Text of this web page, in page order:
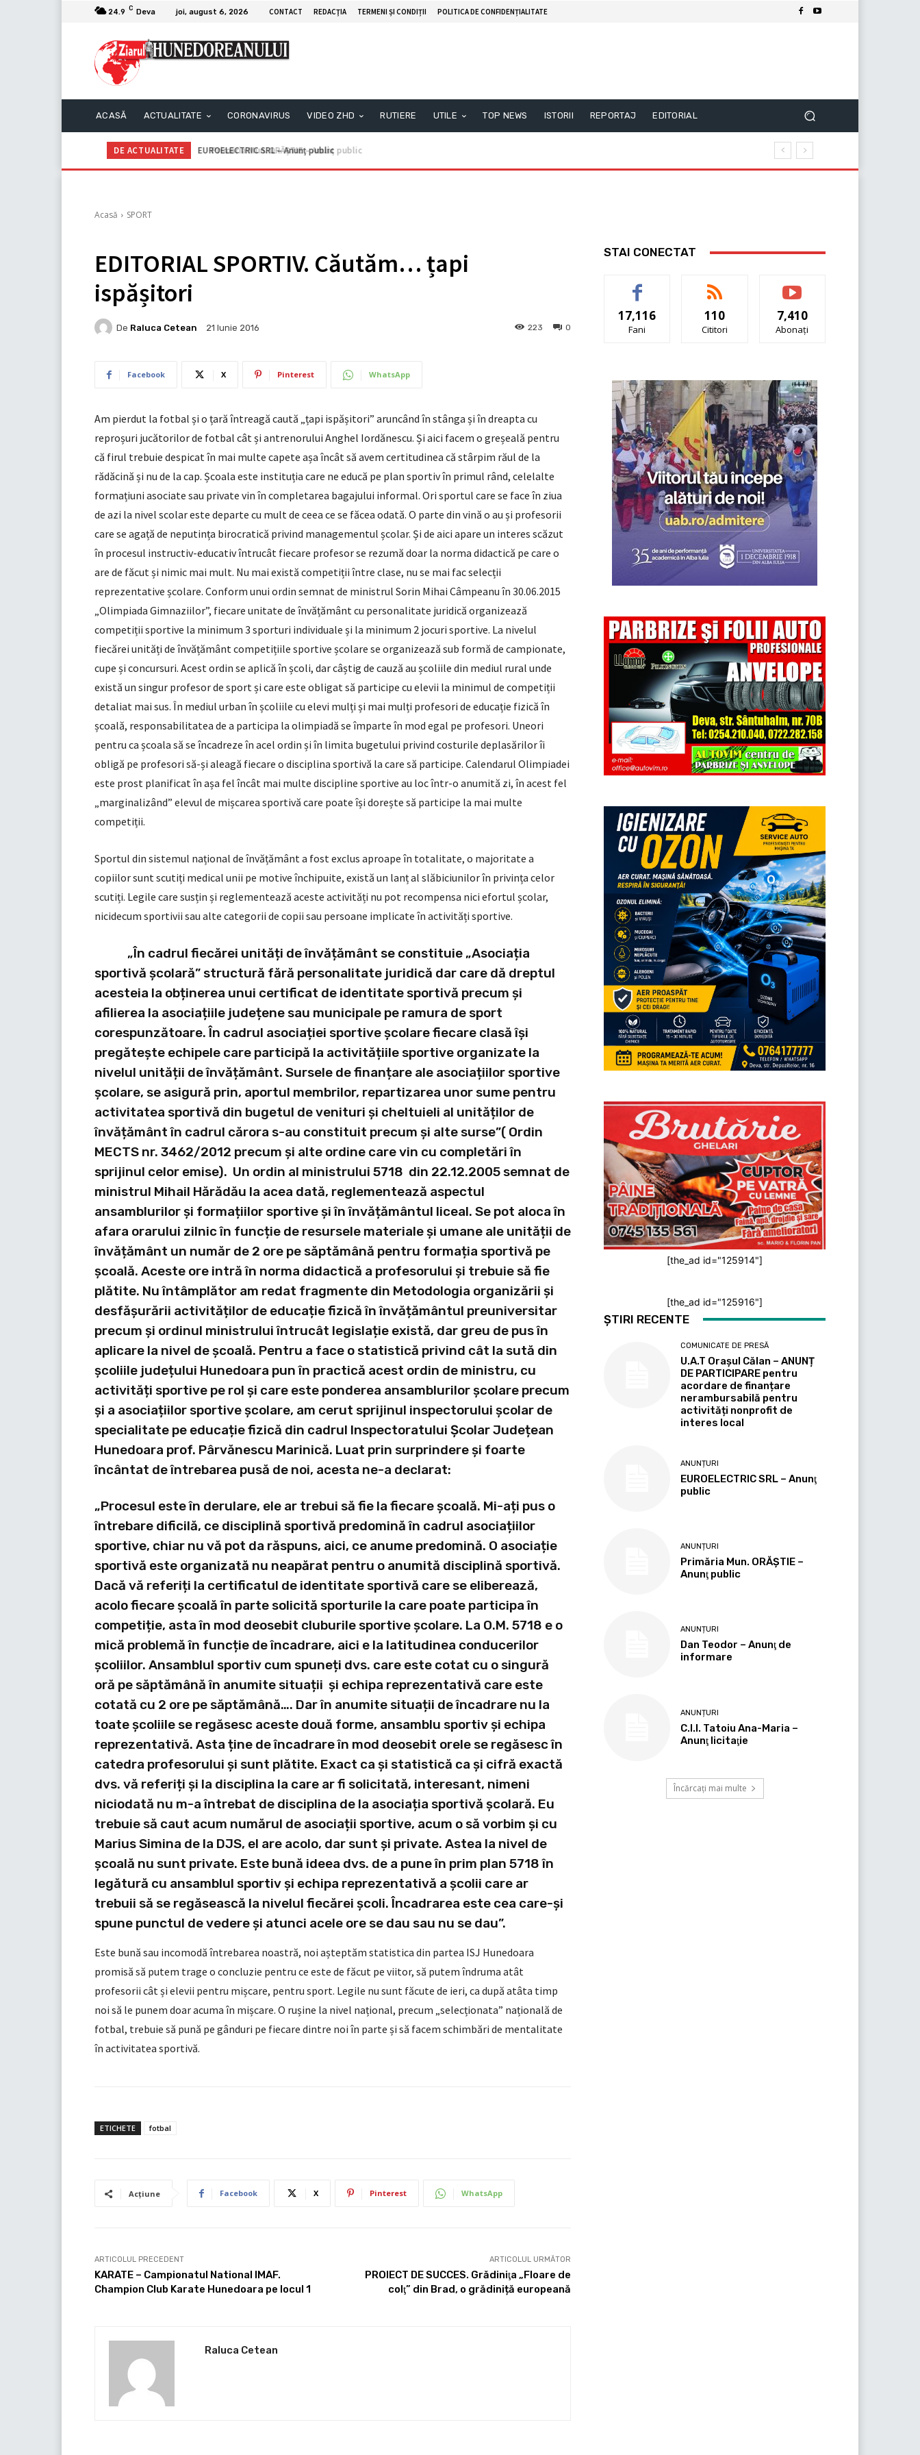
24.9 C Deva joi, august 6, 2026 CONTACT REDACŢIA TERMENI ȘI CONDIȚII POLITICA DE CONFIDENȚIALITATE
ACASĂ ACTUALITATE CORONAVIRUS VIDEO ZHD RUTIERE UTILE TOP NEWS ISTORII REPORTAJ EDITORIAL
DE ACTUALITATE Primăria Mun. ORĂȘTIE – Anunţ public
Acasă SPORT
EDITORIAL SPORTIV. Căutăm… țapi
ispășitori
De Raluca Cetean 21 Iunie 2016 0
223
Facebook X Pinterest WhatsApp
Am pierdut la fotbal și o țară întreagă caută „țapi ispășitori” aruncând în stânga și în dreapta cu
reproșuri jucătorilor de fotbal cât și antrenorului Anghel Iordănescu. Și aici facem o greșeală pentru
că firul trebuie despicat în mai multe capete așa încât să avem certitudinea că stârpim răul de la
rădăcină și nu de la cap. Școala este instituția care ne educă pe plan sportiv în primul rând, celelalte
formațiuni asociate sau private vin în completarea bagajului informal. Ori sportul care se face în ziua
de azi la nivel scolar este departe cu mult de ceea ce se făcea odată. O parte din vină o au și profesorii
care se agață de neputința birocratică privind managementul școlar. Și de aici apare un interes scăzut
în procesul instructiv-educativ întrucât fiecare profesor se rezumă doar la norma didactică pe care o
are de făcut și nimic mai mult. Nu mai există competiții între clase, nu se mai fac selecții
reprezentative școlare. Conform unui ordin semnat de ministrul Sorin Mihai Câmpeanu în 30.06.2015
„Olimpiada Gimnaziilor”, fiecare unitate de învățământ cu personalitate juridică organizează
competiții sportive la minimum 3 sporturi individuale și la minimum 2 jocuri sportive. La nivelul
fiecărei unități de învățământ competițiile sportive școlare se organizează sub formă de campionate,
cupe și concursuri. Acest ordin se aplică în școli, dar câștig de cauză au școliile din mediul rural unde
există un singur profesor de sport și care este obligat să participe cu elevii la minimul de competiții
detaliat mai sus. În mediul urban în școliile cu elevi mulți și mai mulți profesori de educație fizică în
școală, responsabilitatea de a participa la olimpiadă se împarte în mod egal pe profesori. Uneori
pentru ca școala să se încadreze în acel ordin și în limita bugetului privind costurile deplasărilor îi
obligă pe profesori să-și aleagă fiecare o disciplina sportivă la care să participe. Calendarul Olimpiadei
este prost planificat în așa fel încât mai multe discipline sportive au loc într-o anumită zi, în acest fel
„marginalizând” elevul de mișcarea sportivă care poate își dorește să participe la mai multe
competiții.
Sportul din sistemul național de învățământ a fost exclus aproape în totalitate, o majoritate a
copiilor sunt scutiți medical unii pe motive închipuite, există un lanț al slăbiciunilor în privința celor
scutiți. Legile care susțin și reglementează aceste activități nu pot recompensa nici efortul școlar,
nicidecum sportivii sau alte categorii de copii sau persoane implicate în activități sportive.
„În cadrul fiecărei unități de învățământ se constituie „Asociația
sportivă școlară” structură fără personalitate juridică dar care dă dreptul
acesteia la obținerea unui certificat de identitate sportivă precum și
afilierea la asociațiile județene sau municipale pe ramura de sport
corespunzătoare. În cadrul asociației sportive școlare fiecare clasă își
pregătește echipele care participă la activitățiile sportive organizate la
nivelul unității de învățământ. Sursele de finanțare ale asociațiilor sportive
școlare, se asigură prin, aportul membrilor, repartizarea unor sume pentru
activitatea sportivă din bugetul de venituri și cheltuieli al unităților de
învățământ în cadrul cărora s-au constituit precum și alte surse”( Ordin
MECTS nr. 3462/2012 precum și alte ordine care vin cu completări în
sprijinul celor emise). Un ordin al ministrului 5718 din 22.12.2005 semnat de
ministrul Mihail Hărădău la acea dată, reglementează aspectul
ansamblurilor și formațiilor sportive și în învățământul liceal. Se pot aloca în
afara orarului zilnic în funcție de resursele materiale și umane ale unității de
învățământ un număr de 2 ore pe săptămână pentru formația sportivă pe
școală. Aceste ore intră în norma didactică a profesorului și trebuie să fie
plătite. Nu întâmplător am redat fragmente din Metodologia organizării și
desfășurării activităților de educație fizică în învățământul preuniversitar
precum și ordinul ministrului întrucât legislație există, dar greu de pus în
aplicare la nivel de școală. Pentru a face o statistică privind cât la sută din
școliile județului Hunedoara pun în practică acest ordin de ministru, cu
activități sportive pe rol și care este ponderea ansamblurilor școlare precum
și a asociațiilor sportive școlare, am cerut sprijinul inspectorului școlar de
specialitate pe educație fizică din cadrul Inspectoratului Școlar Județean
Hunedoara prof. Pârvănescu Marinică. Luat prin surprindere și foarte
încântat de întrebarea pusă de noi, acesta ne-a declarat:
„Procesul este în derulare, ele ar trebui să fie la fiecare școală. Mi-ați pus o
întrebare dificilă, ce disciplină sportivă predomină în cadrul asociațiilor
sportive, chiar nu vă pot da răspuns, aici, ce anume predomină. O asociație
sportivă este organizată nu neapărat pentru o anumită disciplină sportivă.
Dacă vă referiți la certificatul de identitate sportivă care se eliberează,
acolo fiecare școală în parte solicită sporturile la care poate participa în
competiție, asta în mod deosebit cluburile sportive școlare. La O.M. 5718 e o
mică problemă în funcție de încadrare, aici e la latitudinea conducerilor
școliilor. Ansamblul sportiv cum spuneți dvs. care este cotat cu o singură
oră pe săptămână în anumite situații și echipa reprezentativă care este
cotată cu 2 ore pe săptămână…. Dar în anumite situații de încadrare nu la
toate școliile se regăsesc aceste două forme, ansamblu sportiv și echipa
reprezentativă. Asta ține de încadrare în mod deosebit orele se regăsesc în
catedra profesorului și sunt plătite. Exact ca și statistică ca și cifră exactă
dvs. vă referiți și la disciplina la care ar fi solicitată, interesant, nimeni
niciodată nu m-a întrebat de disciplina de la asociația sportivă școlară. Eu
trebuie să caut acum numărul de asociații sportive, acum o să vorbim și cu
Marius Simina de la DJS, el are acolo, dar sunt și private. Astea la nivel de
școală nu sunt private. Este bună ideea dvs. de a pune în prim plan 5718 în
legătură cu ansamblul sportiv și echipa reprezentativă a școlii care ar
trebuii să se regăsească la nivelul fiecărei școli. Încadrarea este cea care-și
spune punctul de vedere și atunci acele ore se dau sau nu se dau”.
Este bună sau incomodă întrebarea noastră, noi așteptăm statistica din partea ISJ Hunedoara
promisă să putem trage o concluzie pentru ce este de făcut pe viitor, să putem îndruma atât
profesorii cât și elevii pentru mișcare, pentru sport. Legile nu sunt făcute de ieri, ca după atâta timp
noi să le punem doar acuma în mișcare. O rușine la nivel național, precum „selecționata” națională de
fotbal, trebuie să pună pe gânduri pe fiecare dintre noi în parte și să facem schimbări de mentalitate
în activitatea sportivă.
ETICHETE fotbal
Acțiune Facebook X Pinterest WhatsApp
ARTICOLUL PRECEDENT
KARATE – Campionatul National IMAF.
Champion Club Karate Hunedoara pe locul 1
ARTICOLUL URMĂTOR
PROIECT DE SUCCES. Grădiniţa „Floare de
colţ” din Brad, o grădiniță europeană
Raluca Cetean
STAI CONECTAT
17,116
Fani
110
Cititori
7,410
Abonați
[the_ad id="125914"]
[the_ad id="125916"]
ȘTIRI RECENTE
COMUNICATE DE PRESĂ
U.A.T Orașul Călan – ANUNȚ
DE PARTICIPARE pentru
acordare de finanțare
nerambursabilă pentru
activități nonprofit de
interes local
ANUNȚURI
EUROELECTRIC SRL – Anunţ
public
ANUNȚURI
Primăria Mun. ORĂȘTIE –
Anunţ public
ANUNȚURI
Dan Teodor – Anunţ de
informare
ANUNȚURI
C.I.I. Tatoiu Ana-Maria –
Anunţ licitaţie
Încărcați mai multe